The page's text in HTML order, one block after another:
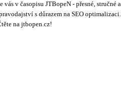
v časopisu JTBopeN - přesné, stručné a
s důrazem na SEO optimalizaci.
na jtbopen.cz!